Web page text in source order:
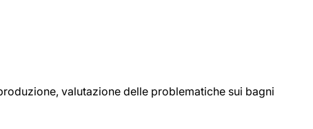
valutazione delle problematiche sui bagni